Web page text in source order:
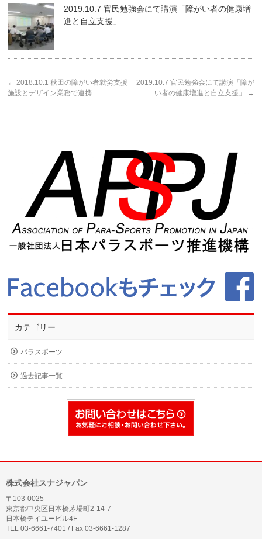
2019.10.7 官民勉強会にて講演「障がい者の健康増
進と自立支援」
← 2018.10.1 秋田の障がい者就労支援
施設とデザイン業務で連携
2019.10.7 官民勉強会にて講演「障が
い者の健康増進と自立支援」
→
カテゴリー
パラスポーツ
過去記事一覧
株式会社スナジャパン
〒103-0025
東京都中央区日本橋茅場町2-14-7
日本橋テイユービル4F
TEL 03-6661-7401 / Fax 03-6661-1287